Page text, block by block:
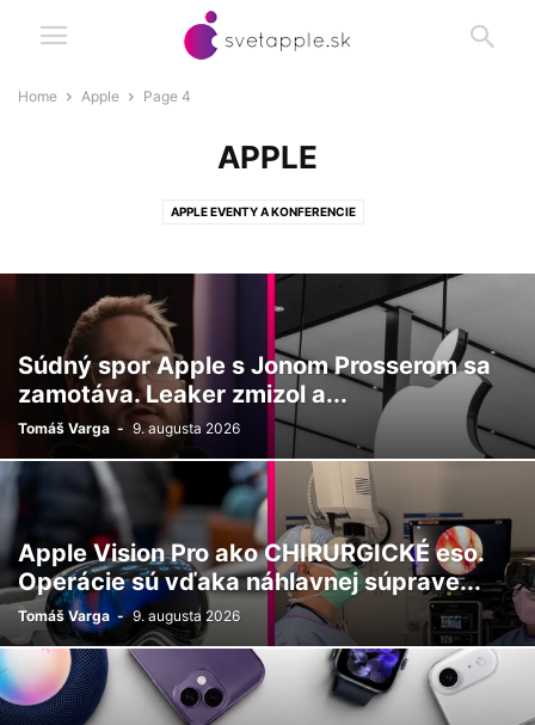
Home Apple Page 4
APPLE
APPLE EVENTY A KONFERENCIE
Súdný spor Apple s Jonom Prosserom sa
zamotáva. Leaker zmizol a...
Tomáš Varga - 9. augusta 2026
Apple Vision Pro ako CHIRURGICKÉ eso.
Operácie sú vďaka náhlavnej súprave...
Tomáš Varga - 9. augusta 2026